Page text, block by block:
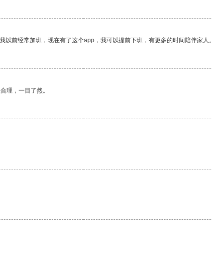
前经常加班，现在有了这个app，我可以提前下班，有更多的时间陪伴家人。
理，一目了然。